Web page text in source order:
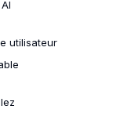
utilisateur